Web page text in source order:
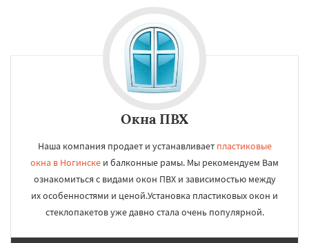
Окна ПВХ
Наша компания продает и устанавливает пластиковые
окна в Ногинске и балконные рамы. Мы рекомендуем Вам
ознакомиться с видами окон ПВХ и зависимостью между
их особенностями и ценой.Установка пластиковых окон и
стеклопакетов уже давно стала очень популярной.